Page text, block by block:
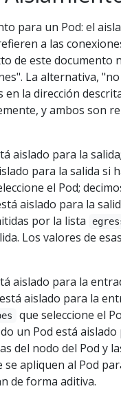
para un Pod: el
a las
de este documento
La alternativa,
en la dirección
y ambos son
aislado para la
para la salida si
el Pod;
aislado para la
por la lista
Los valores de
aislado para la
aislado para la
que seleccione el
un Pod está
del nodo del Pod y
apliquen al Pod
de forma aditiva.